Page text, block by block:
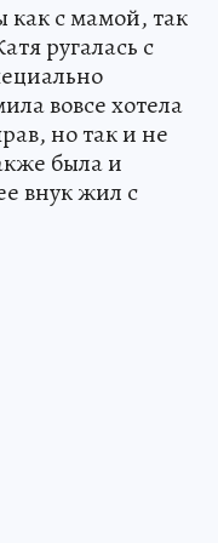
с мамой, так
ругалась с
вовсе хотела
но так и не
была и
внук жил с